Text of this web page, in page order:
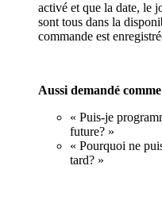
activé et que la date, le
sont tous dans la
commande est
Aussi demandé
« Puis-je
future? »
« Pourquoi ne
tard? »